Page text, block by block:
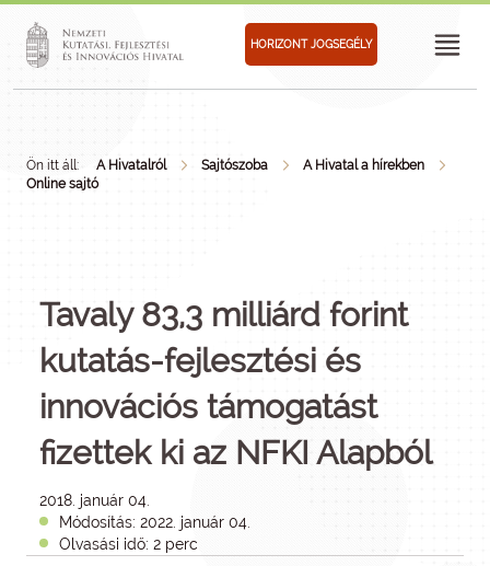
HORIZONT JOGSEGÉLY
Ön itt áll: A Hivatalról Sajtószoba
A Hivatal a hírekben
Online sajtó
Tavaly 83,3 milliárd forint
kutatás-fejlesztési és
innovációs támogatást
fizettek ki az NFKI Alapból
2018. január 04.
Módosítás: 2022. január 04.
Olvasási idő: 2 perc